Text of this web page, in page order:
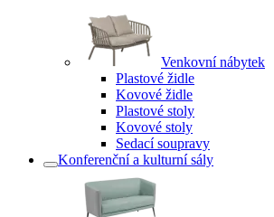
Venkovní nábytek
Plastové židle
Kovové židle
Plastové stoly
Kovové stoly
Sedací soupravy
Konferenční a kulturní sály